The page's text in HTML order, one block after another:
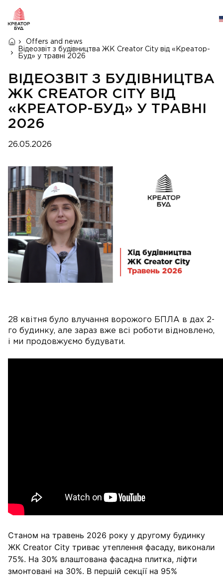
Offers and news
Відеозвіт з будівництва ЖК Creator City від «Креатор-
Буд» у травні 2026
ВІДЕОЗВІТ З БУДІВНИЦТВА
ЖК CREATOR CITY ВІД
«КРЕАТОР-БУД» У ТРАВНІ
2026
26.05.2026
28 квітня було влучання ворожого БПЛА в дах 2-
го будинку, але зараз вже всі роботи відновлено,
і ми продовжуємо будувати.
Станом на травень 2026 року у другому будинку
ЖК Creator City триває утеплення фасаду, виконали
75%. На 30% влаштована фасадна плитка, ліфти
змонтовані на 30%. В першій секції на 95%